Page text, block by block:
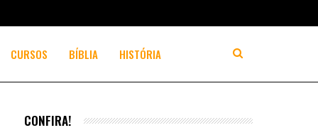
CURSOS BÍBLIA HISTÓRIA
CONFIRA!